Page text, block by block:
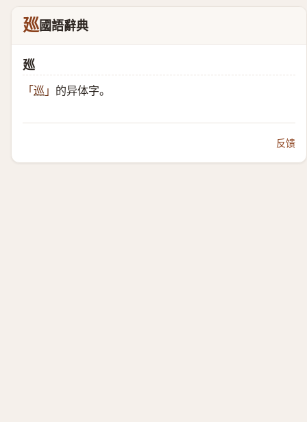
廵國語辭典
廵
「 巡 」 的异体字。
反馈